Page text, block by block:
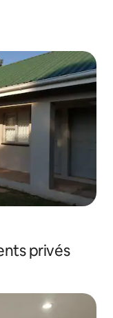
privés